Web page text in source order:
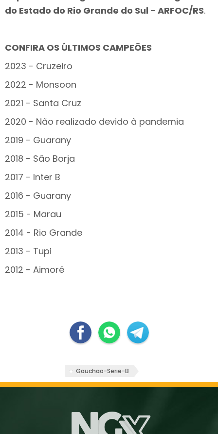
do Estado do Rio Grande do Sul - ARFOC/RS.
CONFIRA OS ÚLTIMOS CAMPEÕES
2023 - Cruzeiro
2022 - Monsoon
2021 - Santa Cruz
2020 - Não realizado devido à pandemia
2019 - Guarany
2018 - São Borja
2017 - Inter B
2016 - Guarany
2015 - Marau
2014 - Rio Grande
2013 - Tupi
2012 - Aimoré
Gauchao-Serie-B